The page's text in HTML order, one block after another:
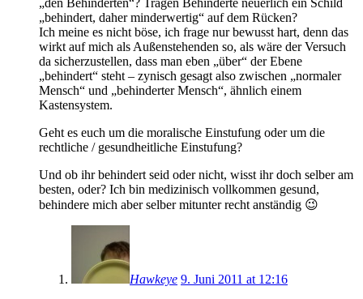
„den Behinderten“? Tragen Behinderte neuerlich ein Schild
„behindert, daher minderwertig“ auf dem Rücken?
Ich meine es nicht böse, ich frage nur bewusst hart, denn das
wirkt auf mich als Außenstehenden so, als wäre der Versuch
da sicherzustellen, dass man eben „über“ der Ebene
„behindert“ steht – zynisch gesagt also zwischen „normaler
Mensch“ und „behinderter Mensch“, ähnlich einem
Kastensystem.
Geht es euch um die moralische Einstufung oder um die
rechtliche / gesundheitliche Einstufung?
Und ob ihr behindert seid oder nicht, wisst ihr doch selber am
besten, oder? Ich bin medizinisch vollkommen gesund,
behindere mich aber selber mitunter recht anständig 😉
Hawkeye 9. Juni 2011 at 12:16